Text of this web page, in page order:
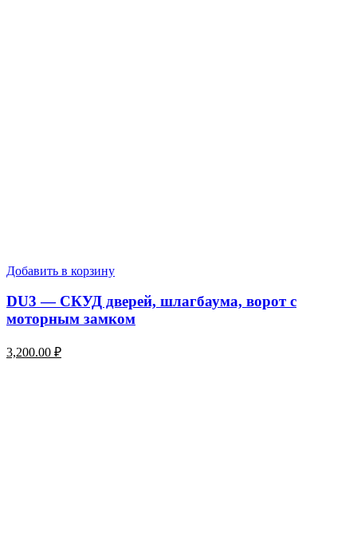
Добавить в корзину
DU3 — СКУД дверей, шлагбаума, ворот с
моторным замком
3,200.00 ₽